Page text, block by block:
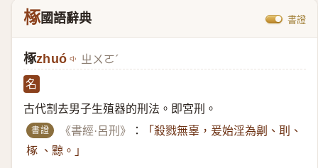
椓國語辭典 書證
椓zhuó ㄓㄨㄛˊ
名
古代割去男子生殖器的刑法。即宮刑。
書證 《書經·呂刑》 ：
「殺戮無辜，爰始淫為劓、刵、
椓 、黥。」